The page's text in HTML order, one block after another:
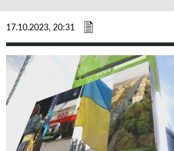
17.10.2023, 20:31